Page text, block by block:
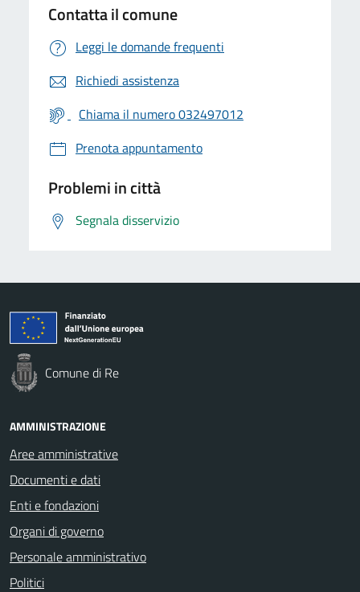
Contatta il comune
Leggi le domande frequenti
Richiedi assistenza
Chiama il numero 032497012
Prenota appuntamento
Problemi in città
Segnala disservizio
Comune di Re
AMMINISTRAZIONE
Aree amministrative
Documenti e dati
Enti e fondazioni
Organi di governo
Personale amministrativo
Politici